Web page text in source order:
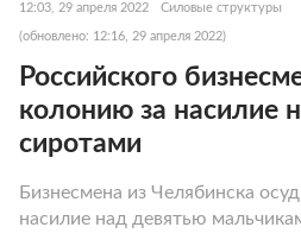
12:03, 29 апреля 2022 Силовые структуры
(обновлено: 12:16, 29 апреля 2022)
Российского
колонию за насилие
сиротами
Бизнесмена из Челябинска
насилие над девятью